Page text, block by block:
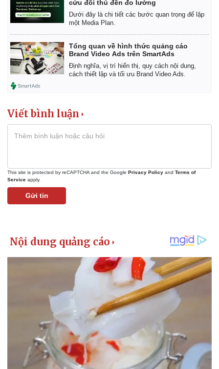
Doanh nghiệp
Thông tin doanh nghiệp
Doanh nghiệp 24h
Vì cộng đồng
Công nghệ
Tin Công nghệ
cứu đối thủ đến đo lường
Dưới đây là chi tiết các bước quan trọng để lập
một Media Plan.
Tổng quan về hình thức quảng cáo
Brand Video Ads trên SmartAds
Định nghĩa, vị trí hiển thị, quy cách nội dung,
cách thiết lập và tối ưu Brand Video Ads.
Viết bình luận
This site is protected by reCAPTCHA and the Google Privacy Policy and Terms of
Service apply.
Gửi tin